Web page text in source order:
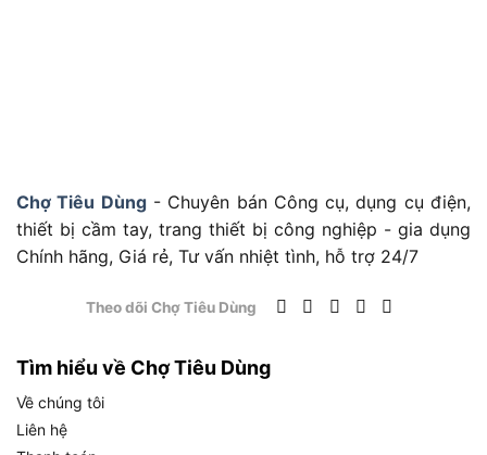
cụ cầm tay chống tia lửa. Dưới đây là chi tiết:
Đặc điểm của Tolsen 70204
đặc biệt không phát sinh tia lửa khi va chạm,
Kích thước tiêu chuẩn 10mm: Phù hợp với các
loại bu lông, đai ốc phổ biến trên thị trường.
Thiết kế nhỏ gọn: Chiều dài khoảng 150mm,
Chợ Tiêu Dùng- Chuyên bán Công cụ, dụng cụ điện,
thiết bị cầm tay, trang thiết bị công nghiệp - gia dụng
Chính hãng, Giá rẻ, Tư vấn nhiệt tình, hỗ trợ 24/7
Theo dõi Chợ Tiêu Dùng
Tìm hiểu về Chợ Tiêu Dùng
Về chúng tôi
Liên hệ